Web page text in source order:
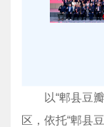
以“郫县豆
区，依托“郫县